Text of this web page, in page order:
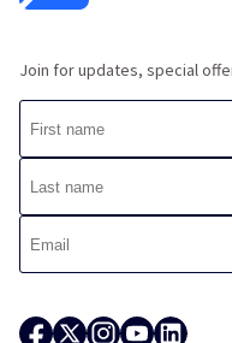
Join for updates, special